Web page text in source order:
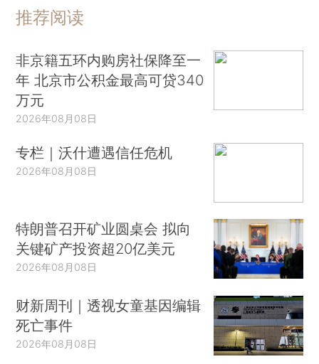
推荐阅读
非京籍五环内购房社保降至一
年 北京市公积金最高可贷340
万元
2026年08月08日
专栏｜沃什遭遇信任危机
2026年08月08日
特朗普召开矿业圆桌会 拟向
关键矿产投资超20亿美元
2026年08月08日
财新周刊｜透视女童基因编辑
死亡事件
2026年08月08日